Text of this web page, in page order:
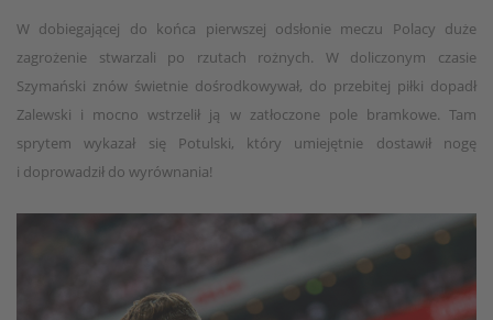
W dobiegającej do końca pierwszej odsłonie meczu Polacy duże
zagrożenie stwarzali po rzutach rożnych. W doliczonym czasie
Szymański znów świetnie dośrodkowywał, do przebitej piłki dopadł
Zalewski i mocno wstrzelił ją w zatłoczone pole bramkowe. Tam
sprytem wykazał się Potulski, który umiejętnie dostawił nogę
i doprowadził do wyrównania!